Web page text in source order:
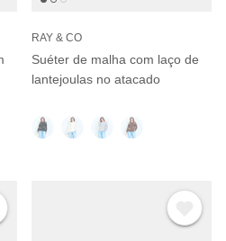
RAY & CO
Suéter de malha com laço de
lantejoulas no atacado